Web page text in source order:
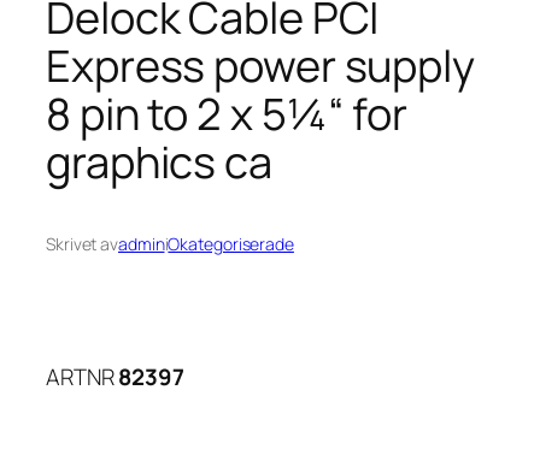
Delock Cable PCI
Express power supply
8 pin to 2 x 5¼“ for
graphics ca
Skrivet avadminiOkategoriserade
ARTNR82397